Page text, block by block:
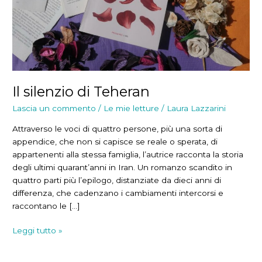
Il silenzio di Teheran
Lascia un commento / Le mie letture / Laura Lazzarini
Attraverso le voci di quattro persone, più una sorta di
appendice, che non si capisce se reale o sperata, di
appartenenti alla stessa famiglia, l’autrice racconta la storia
degli ultimi quarant’anni in Iran. Un romanzo scandito in
quattro parti più l’epilogo, distanziate da dieci anni di
differenza, che cadenzano i cambiamenti intercorsi e
raccontano le […]
IlLeggi tutto »